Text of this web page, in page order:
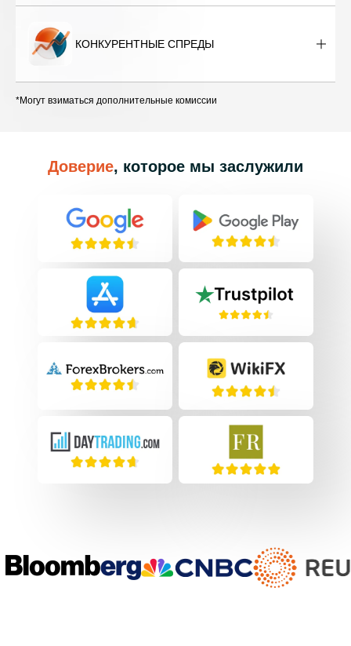
КОНКУРЕНТНЫЕ СПРЕДЫ
*Могут взиматься дополнительные комиссии
Доверие, которое мы заслужили